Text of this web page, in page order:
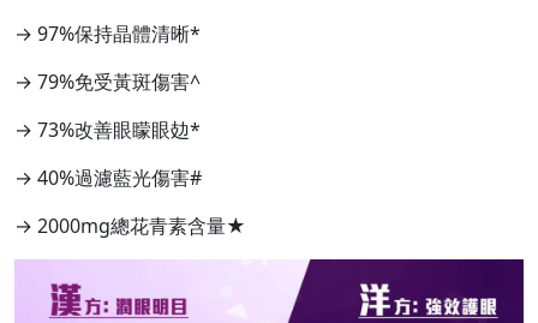
→ 97%保持晶體清晰*
→ 79%免受黃斑傷害^
→ 73%改善眼矇眼攰*
→ 40%過濾藍光傷害#
→ 2000mg總花青素含量★